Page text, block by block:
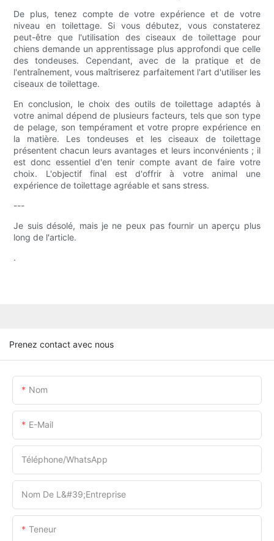
De plus, tenez compte de votre expérience et de votre
niveau en toilettage. Si vous débutez, vous constaterez
peut-être que l'utilisation des ciseaux de toilettage pour
chiens demande un apprentissage plus approfondi que celle
des tondeuses. Cependant, avec de la pratique et de
l'entraînement, vous maîtriserez parfaitement l'art d'utiliser les
ciseaux de toilettage.
En conclusion, le choix des outils de toilettage adaptés à
votre animal dépend de plusieurs facteurs, tels que son type
de pelage, son tempérament et votre propre expérience en
la matière. Les tondeuses et les ciseaux de toilettage
présentent chacun leurs avantages et leurs inconvénients ; il
est donc essentiel d'en tenir compte avant de faire votre
choix. L'objectif final est d'offrir à votre animal une
expérience de toilettage agréable et sans stress.
---
Je suis désolé, mais je ne peux pas fournir un aperçu plus
long de l'article.
.
Prenez contact avec nous
Nom
E-Mail
Téléphone/WhatsApp
Nom De L&#39;entreprise
Teneur